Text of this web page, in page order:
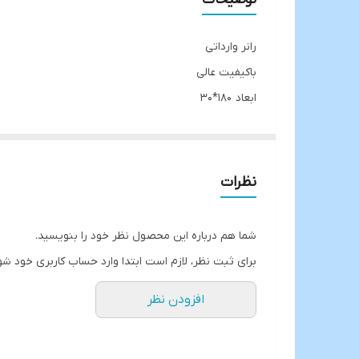
رانر وارداتی
باکیفیت عالی
ابعاد ۱۸۰*۳۰
قیمت تکی
ارسال از آبادان
نظرات
شما هم درباره این محصول نظر خود را بنویسید.
برای ثبت نظر، لازم است ابتدا وارد حساب کاربری خود
افزودن نظر